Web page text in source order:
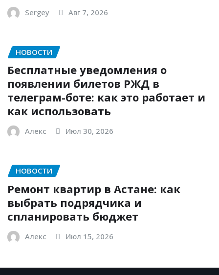
Sergey Авг 7, 2026
НОВОСТИ
Бесплатные уведомления о
появлении билетов РЖД в
телеграм-боте: как это работает и
как использовать
Алекс Июл 30, 2026
НОВОСТИ
Ремонт квартир в Астане: как
выбрать подрядчика и
спланировать бюджет
Алекс Июл 15, 2026